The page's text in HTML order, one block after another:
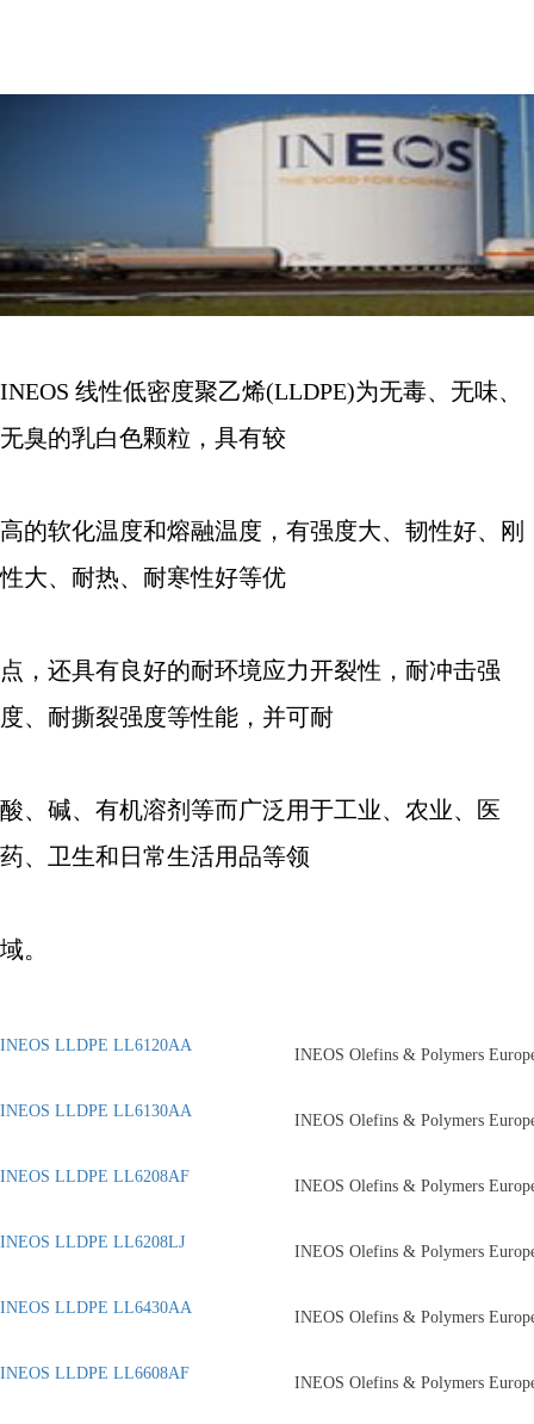
INEOS 线性低密度聚乙烯(LLDPE)为无毒、无味、
无臭的乳白色颗粒，具有较
高的软化温度和熔融温度，有强度大、韧性好、刚
性大、耐热、耐寒性好等优
点，还具有良好的耐环境应力开裂性，耐冲击强
度、耐撕裂强度等性能，并可耐
酸、碱、有机溶剂等而广泛用于工业、农业、医
药、卫生和日常生活用品等领
域。
INEOS LLDPE LL6120AA
INEOS Olefins & Polymers
INEOS LLDPE LL6130AA
INEOS Olefins & Polymers
INEOS LLDPE LL6208AF
INEOS Olefins & Polymers
INEOS LLDPE LL6208LJ
INEOS Olefins & Polymers
INEOS LLDPE LL6430AA
INEOS Olefins & Polymers
INEOS LLDPE LL6608AF
INEOS Olefins & Polymers